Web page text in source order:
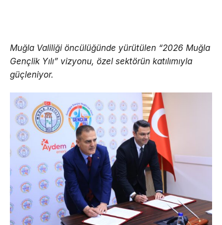
Muğla Valiliği öncülüğünde yürütülen “2026 Muğla
Gençlik Yılı” vizyonu, özel sektörün katılımıyla
güçleniyor.